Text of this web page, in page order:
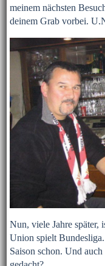
meinem nächsten
deinem Grab vorbei.
Nun, viele Jahre später,
Union spielt
Saison schon. Und